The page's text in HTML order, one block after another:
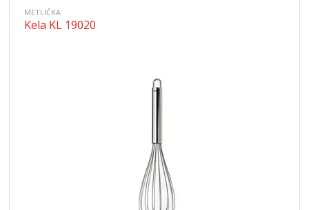
METLIČKA
Kela KL 19020